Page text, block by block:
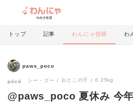
トップ 記事 わんにゃ投稿 わ
paws_poco
pöcö シー・ズー おとこの子 6.25kg
@paws_poco 夏休み 今